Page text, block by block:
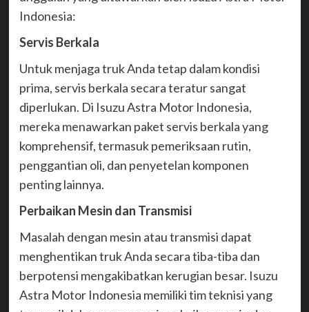
Indonesia:
Servis Berkala
Untuk menjaga truk Anda tetap dalam kondisi
prima, servis berkala secara teratur sangat
diperlukan. Di Isuzu Astra Motor Indonesia,
mereka menawarkan paket servis berkala yang
komprehensif, termasuk pemeriksaan rutin,
penggantian oli, dan penyetelan komponen
penting lainnya.
Perbaikan Mesin dan Transmisi
Masalah dengan mesin atau transmisi dapat
menghentikan truk Anda secara tiba-tiba dan
berpotensi mengakibatkan kerugian besar. Isuzu
Astra Motor Indonesia memiliki tim teknisi yang